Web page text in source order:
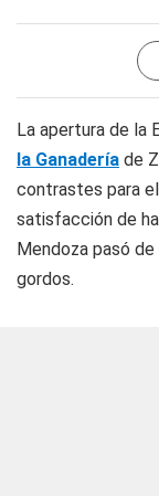
La apertura de la
la Ganadería de
contrastes para el
satisfacción de
Mendoza pasó
gordos.